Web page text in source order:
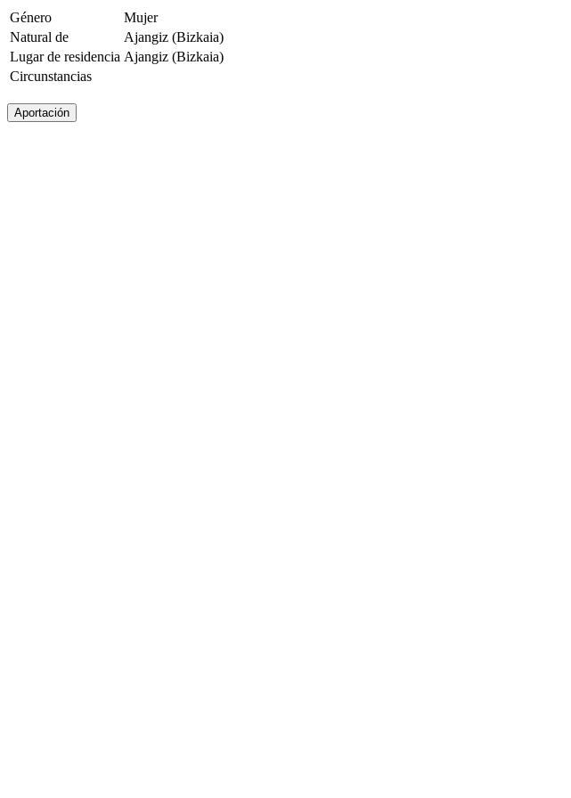
Género
Mujer
Natural de
Ajangiz (Bizkaia)
Lugar de residencia Ajangiz (Bizkaia)
Circunstancias